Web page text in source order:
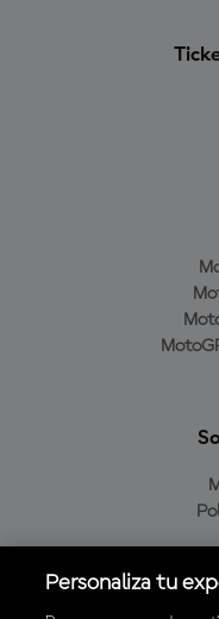
Personaliza tu